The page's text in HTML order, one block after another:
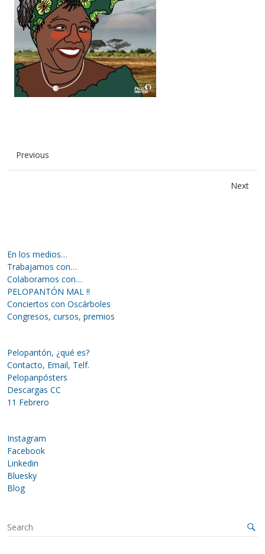
Previous
Next
En los medios…
Trabajamos con…
Colaboramos con…
PELOPANTÓN MAL !!
Conciertos con Oscárboles
Congresos, cursos, premios
Pelopantón, ¿qué es?
Contacto, Email, Telf.
Pelopanpósters
Descargas CC
11 Febrero
Instagram
Facebook
Linkedin
Bluesky
Blog
S
e